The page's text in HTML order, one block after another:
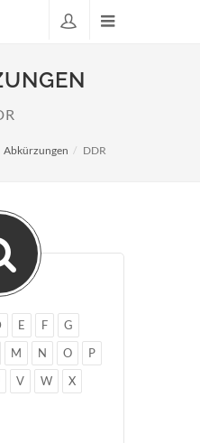
Abkürzungen DDR
E F
G
M N O
P
V W
X